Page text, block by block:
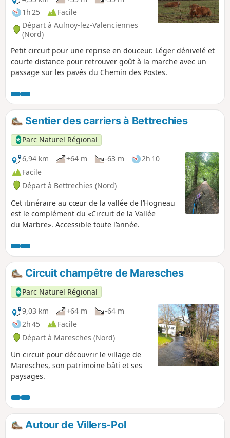
1h 25
Facile
Départ à Aulnoy-lez-Valenciennes
(Nord)
Petit circuit pour une reprise en douceur. Léger dénivelé et
courte distance pour retrouver goût à la marche avec un
passage sur les pavés du Chemin des Postes.
Sentier des carriers à Bettrechies
Parc Naturel Régional
6,94 km
+64 m -63 m
2h 10
Facile
Départ à Bettrechies (Nord)
Cet itinéraire au cœur de la vallée de l’Hogneau
est le complément du «Circuit de la Vallée
du Marbre». Accessible toute l’année.
Circuit champêtre de Maresches
Parc Naturel Régional
9,03 km
+64 m
-64 m
2h 45
Facile
Départ à Maresches (Nord)
Un circuit pour découvrir le village de
Maresches, son patrimoine bâti et ses
paysages.
Autour de Villers-Pol